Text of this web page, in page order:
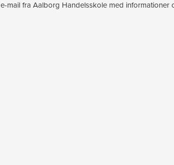
mail fra Aalborg Handelsskole med